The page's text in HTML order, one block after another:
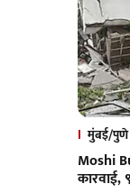
मुंबई/पुणे
Moshi
कारवाई,